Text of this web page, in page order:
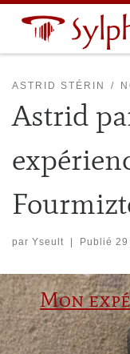
Skip to content
ASTRID STÉRIN
Astrid
par Yseult Publié 29
Mon